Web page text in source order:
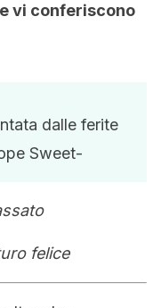
vi conferiscono
dalle ferite
Sweet-
felice